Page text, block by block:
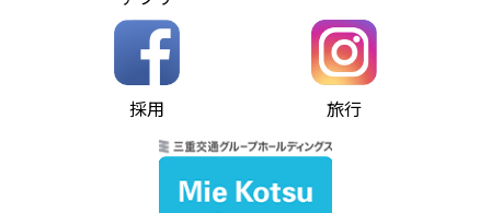
バス情報の見える化
コミュニティバス
バス・タクシー交通広告
異常事態発生時のお願い
お問い合わせ
個人情報保護方針
ソーシャルメディア運用ポリシー
ホームページのご利用にあたって
Notes for Using this Website
採用 旅行